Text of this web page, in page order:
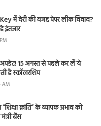
में देरी की वजह पेपर लीक विवाद?
इंतजार
अपडेट! 15 अगस्त से पहले कर लें ये
है स्कॉलरशिप
AM
क्रांति” के व्यापक प्रभाव को
बैंस